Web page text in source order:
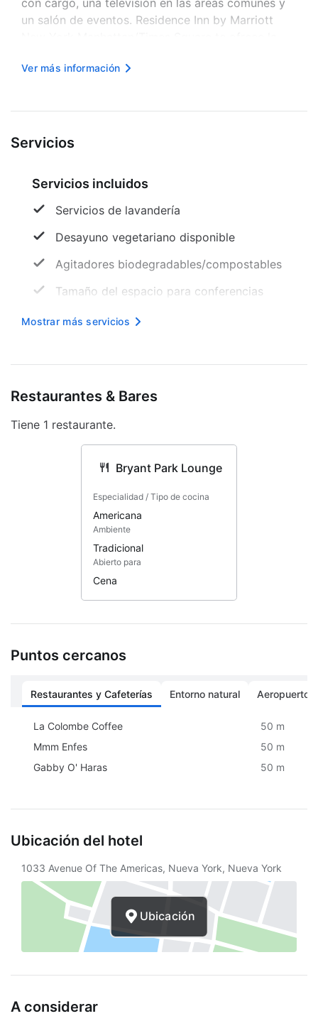
un salón de eventos. Residence Inn by Marriott
Lounge. Sin embargo, también te da la opción de
Ver más información
Servicios
Servicios incluidos
Servicios de lavandería
Desayuno vegetariano disponible
Agitadores biodegradables/compostables
Tamaño del espacio para conferencias
Señalización en braille o en relieve
Orientación auditiva
Opciones de menú vegetariano
Alarmas visuales en los pasillos
Personal multilingüe
Elevador
Servicio gratuito de compra de alimentos
Sala de reuniones
Baño público accesible para sillas de
ruedas
Cambio de toallas (bajo petición)
Periódico gratuito
Solo duchas que ahorran agua
Resguardo de equipaje
Mostrar más servicios
Restaurantes & Bares
Tiene 1 restaurante.
Bryant Park Lounge
Especialidad / Tipo de cocina
Americana
Ambiente
Tradicional
Abierto para
Cena
Puntos cercanos
Restaurantes y Cafeterías Entorno natural Aeropuertos
La Colombe Coffee
50 m
Mmm Enfes
50 m
Gabby O' Haras
50 m
Ubicación del hotel
1033 Avenue Of The Americas, Nueva York, Nueva York
Ubicación
A considerar